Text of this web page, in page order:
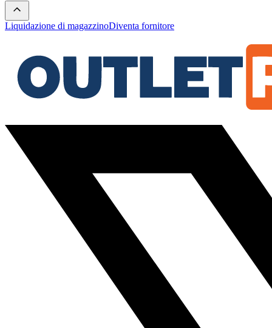
Liquidazione di magazzinoDiventa fornitore